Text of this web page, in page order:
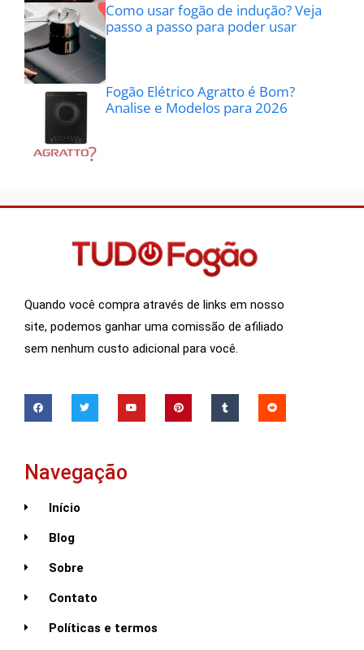
Como usar fogão de indução? Veja
passo a passo para poder usar
Fogão Elétrico Agratto é Bom?
Analise e Modelos para 2026
Quando você compra através de links em nosso
site, podemos ganhar uma comissão de afiliado
sem nenhum custo adicional para você.
Navegação
Início
Blog
Sobre
Contato
Políticas e termos